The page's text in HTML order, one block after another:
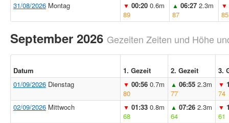
31/08/2026 Montag ▼ 00:20 0.6m
89
▲ 06:27 2.3m
87
▼
85
September 2026 Gezeiten Zeiten und Höhe
Datum 1. Gezeit 2. Gezeit
3.
01/09/2026 Dienstag ▼ 00:56 0.7m
80
▲ 06:55 2.3m
77
▼
74
02/09/2026 Mittwoch ▼ 01:33 0.8m
68
▲ 07:26 2.3m
64
▼
61